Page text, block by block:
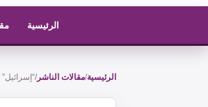
الرئيسية
الرئيسية/مقالات الناشر/